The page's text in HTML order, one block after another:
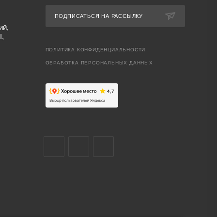
ПОДПИСАТЬСЯ НА РАССЫЛКУ
ПОЛИТИКА КОНФИДЕНЦИАЛЬНОСТИ
ОБРАБОТКА ПЕРСОНАЛЬНЫХ ДАННЫХ